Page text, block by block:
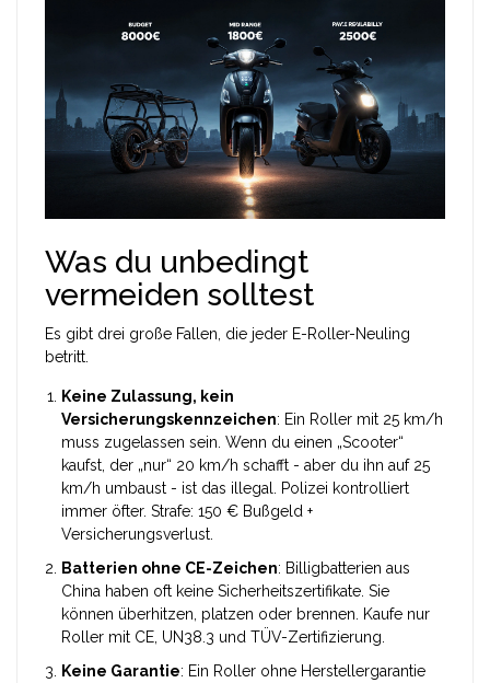
Was du unbedingt
vermeiden solltest
Es gibt drei große Fallen, die jeder E-Roller-Neuling
betritt.
Keine Zulassung, kein
Versicherungskennzeichen: Ein Roller mit 25 km/h
muss zugelassen sein. Wenn du einen „Scooter“
kaufst, der „nur“ 20 km/h schafft - aber du ihn auf 25
km/h umbaust - ist das illegal. Polizei kontrolliert
immer öfter. Strafe: 150 € Bußgeld +
Versicherungsverlust.
Batterien ohne CE-Zeichen: Billigbatterien aus
China haben oft keine Sicherheitszertifikate. Sie
können überhitzen, platzen oder brennen. Kaufe nur
Roller mit CE, UN38.3 und TÜV-Zertifizierung.
Keine Garantie: Ein Roller ohne Herstellergarantie